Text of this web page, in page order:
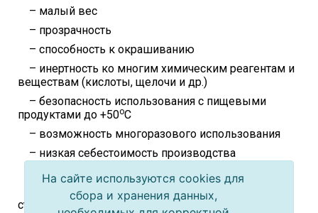
– малый вес
– прозрачность
– способность к окрашиванию
– инертность ко многим химическим реагентам и
веществам (кислоты, щелочи и др.)
– безопасность использования с пищевыми
продуктами до +50оC
– возможность многоразового использования
– низкая себестоимость производства
Недостатки:
– неприменим для пастеризации или
стерилизации пищевых продуктов
На сайте используются cookies для
сбора и хранения данных,